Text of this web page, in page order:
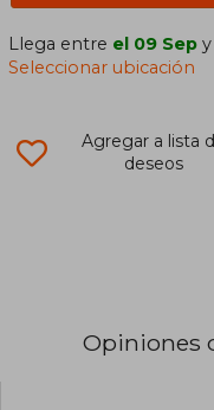
Llega entre el 09 Sep y
Seleccionar ubicación
Agregar a lista
deseos
Opiniones